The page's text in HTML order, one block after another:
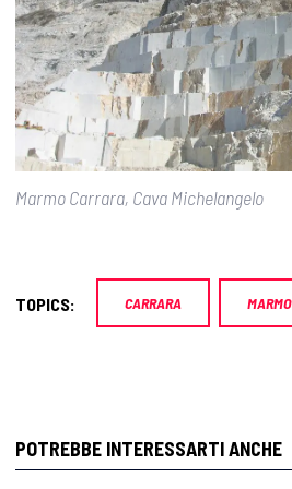
Marmo Carrara, Cava Michelangelo
TOPICS: CARRARA MARMO
POTREBBE INTERESSARTI ANCHE